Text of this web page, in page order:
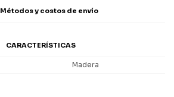
Métodos y costos de envío
CARACTERÍSTICAS
Madera